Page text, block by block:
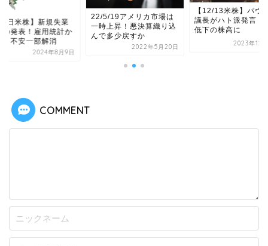
日米株】新規失業
の発表！雇用統計か
く不安一部解消
2024年8月9日
22/5/19アメリカ市場は
一時上昇！悪決算織り込
んで多少戻すか
2022年5月20日
【12/13米株】パウ
議長がハト派発言！
低下の株高に
2023年12
COMMENT